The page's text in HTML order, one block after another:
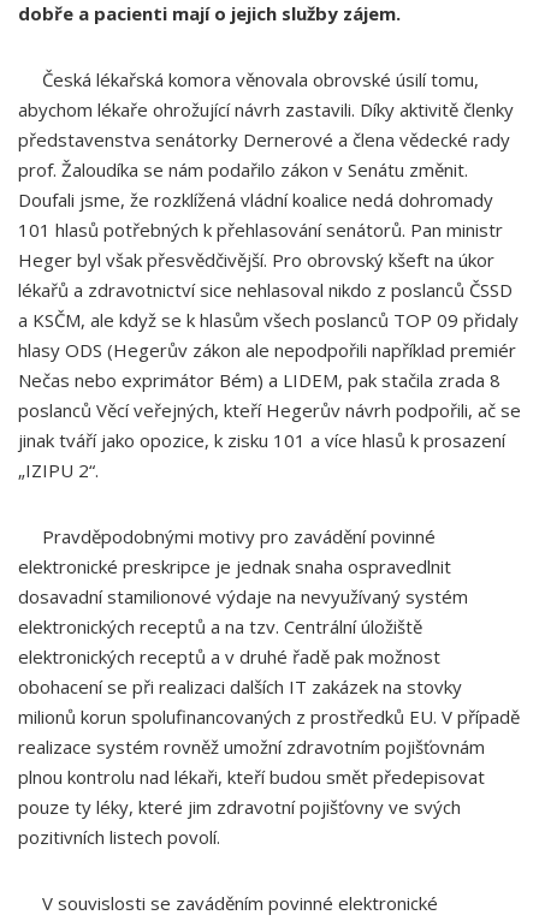
dobře a pacienti mají o jejich služby zájem.
Česká lékařská komora věnovala obrovské úsilí tomu,
abychom lékaře ohrožující návrh zastavili. Díky aktivitě členky
představenstva senátorky Dernerové a člena vědecké rady
prof. Žaloudíka se nám podařilo zákon v Senátu změnit.
Doufali jsme, že rozklížená vládní koalice nedá dohromady
101 hlasů potřebných k přehlasování senátorů. Pan ministr
Heger byl však přesvědčivější. Pro obrovský kšeft na úkor
lékařů a zdravotnictví sice nehlasoval nikdo z poslanců ČSSD
a KSČM, ale když se k hlasům všech poslanců TOP 09 přidaly
hlasy ODS (Hegerův zákon ale nepodpořili například premiér
Nečas nebo exprimátor Bém) a LIDEM, pak stačila zrada 8
poslanců Věcí veřejných, kteří Hegerův návrh podpořili, ač se
jinak tváří jako opozice, k zisku 101 a více hlasů k prosazení
„IZIPU 2“.
Pravděpodobnými motivy pro zavádění povinné
elektronické preskripce je jednak snaha ospravedlnit
dosavadní stamilionové výdaje na nevyužívaný systém
elektronických receptů a na tzv. Centrální úložiště
elektronických receptů a v druhé řadě pak možnost
obohacení se při realizaci dalších IT zakázek na stovky
milionů korun spolufinancovaných z prostředků EU. V případě
realizace systém rovněž umožní zdravotním pojišťovnám
plnou kontrolu nad lékaři, kteří budou smět předepisovat
pouze ty léky, které jim zdravotní pojišťovny ve svých
pozitivních listech povolí.
V souvislosti se zaváděním povinné elektronické